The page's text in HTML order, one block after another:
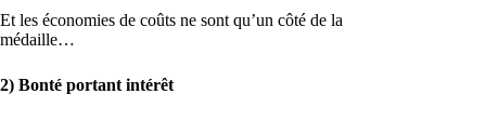
Et les économies de coûts ne sont qu’un côté de la
médaille…
2) Bonté portant intérêt